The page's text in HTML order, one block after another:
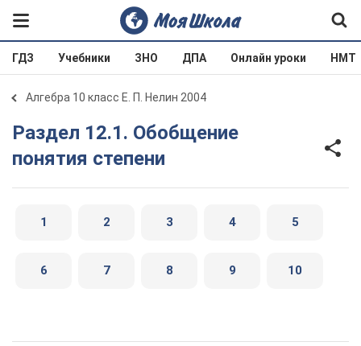
ГДЗ Учебники ЗНО ДПА Онлайн уроки НМТ
Алгебра 10 класс Е. П. Нелин 2004
Раздел 12.1. Обобщение
понятия степени
1 2 3 4 5
6 7 8 9 10